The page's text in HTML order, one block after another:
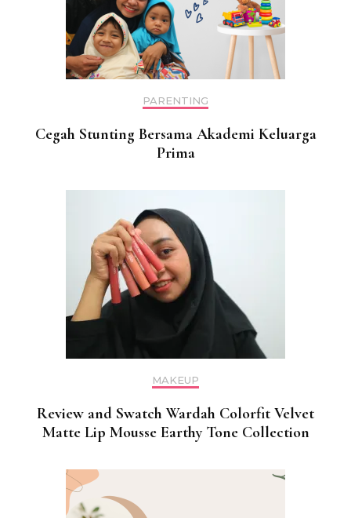
PARENTING
Cegah Stunting Bersama Akademi Keluarga
Prima
MAKEUP
Review and Swatch Wardah Colorfit Velvet
Matte Lip Mousse Earthy Tone Collection